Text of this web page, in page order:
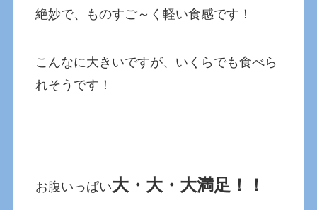
絶妙で、ものすご～く軽い食感です！
こんなに大きいですが、いくらでも食べら
れそうです！
お腹いっぱい大・大・大満足！！